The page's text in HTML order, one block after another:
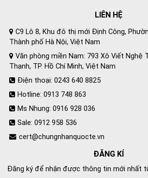
LIÊN HỆ
C9 Lô 8, Khu đô thị mới Định Công,
Thành phố Hà Nội, Việt Nam
Văn phòng miền Nam: 793 Xô Viết Nghệ
Thạnh, TP. Hồ Chí Minh, Việt Nam
Điện thoại: 0243 640 8825
Hotline: 0913 748 863
Ms Nhung: 0916 928 036
Sale: 0912 958 536
cert@chungnhanquocte.vn
ĐĂNG KÍ
Đăng ký để nhận được thông tin mới nhất